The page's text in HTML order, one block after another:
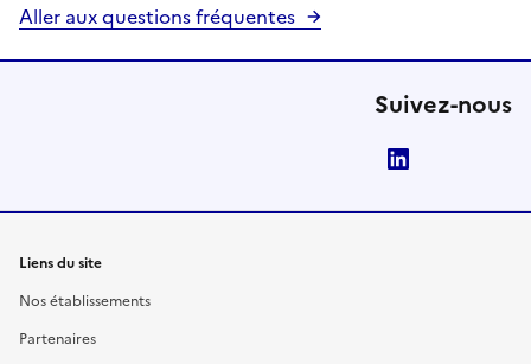
Aller aux questions fréquentes
Suivez-nous
Liens du site
Nos établissements
Partenaires